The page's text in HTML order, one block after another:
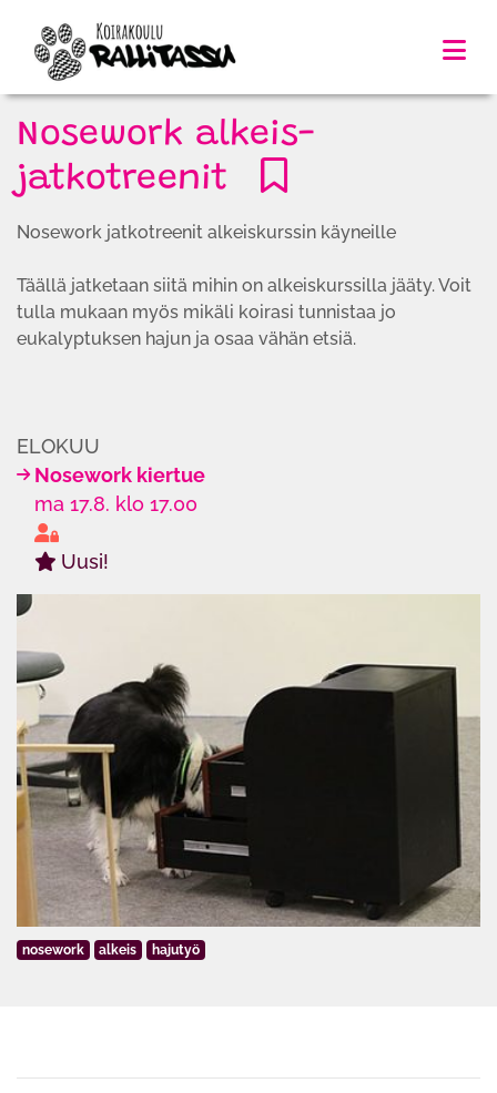
Nosework alkeis-
jatkotreenit
Nosework jatkotreenit alkeiskurssin käyneille
Täällä jatketaan siitä mihin on alkeiskurssilla jääty. Voit
tulla mukaan myös mikäli koirasi tunnistaa jo
eukalyptuksen hajun ja osaa vähän etsiä.
ELOKUU
Nosework kiertue
ma 17.8. klo 17.00
Uusi!
nosework alkeis hajutyö